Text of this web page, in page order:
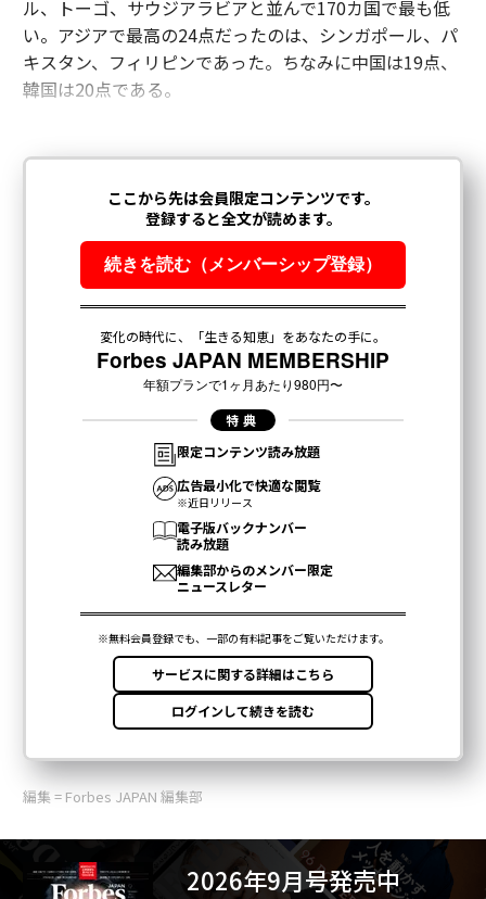
ル、トーゴ、サウジアラビアと並んで170カ国で最も低
い。アジアで最高の24点だったのは、シンガポール、パ
キスタン、フィリピンであった。ちなみに中国は19点、
韓国は20点である。
編集 = Forbes JAPAN 編集部
2026年9月号発売中